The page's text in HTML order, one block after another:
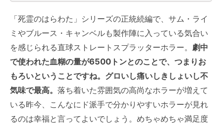
「死霊のはらわた」シリーズの正統続編で、サム・ライ
ミやブルース・キャンベルも製作陣に入っている気合い
を感じられる直球ストレートスプラッターホラー。 劇中
で使われた血糊の量が6500トンとのことで、つまりお
もろいということですね。グロいし痛いしきしょいし不
気味で最高。 落ち着いた雰囲気の高尚なホラーが増えて
いる昨今、こんなにド派手で分かりやすいホラーが見れ
るのは幸福と言ってよいでしょう。めちゃめちゃ満足度